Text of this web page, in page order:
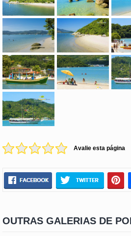
Avalie esta página
OUTRAS GALERIAS DE